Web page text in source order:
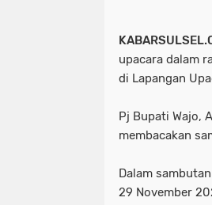
upacara dalam
di Lapangan
Pj Bupati Wajo,
membacakan
Dalam
29 November